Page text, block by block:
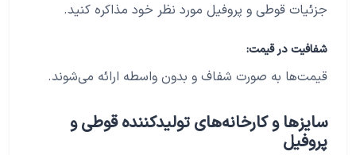
جزئیات قوطی و پروفیل مورد نظر خود مذاکره کنید.
شفافیت در قیمت:
قیمت‌ها به صورت شفاف و بدون واسطه ارائه می‌شوند.
سایزها و کارخانه‌های تولیدکننده قوطی و
پروفیل